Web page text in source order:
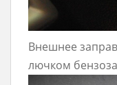
Внешнее
лючком